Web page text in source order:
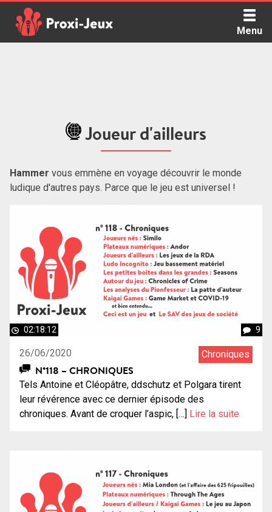
content
Menu
Joueur d'ailleurs
Hammer vous emmène en voyage découvrir le monde
ludique d'autres pays. Parce que le jeu est universel !
02:18:12 9
26/06/2020 Chroniques
N°118 – CHRONIQUES
Tels Antoine et Cléopâtre, ddschutz et Polgara tirent
leur révérence avec ce dernier épisode des
chroniques. Avant de croquer l’aspic, […] Lire la suite